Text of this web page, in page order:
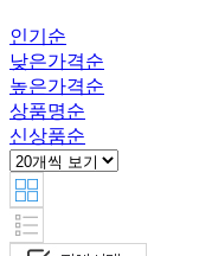
Fox the tiger
인기순
낮은가격순
높은가격순
상품명순
신상품순